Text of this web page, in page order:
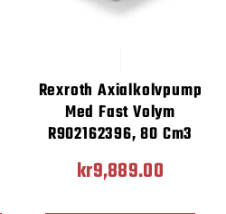
Rexroth Axialkolvpump
Med Fast Volym
R902162396, 80 Cm3
kr9,889.00